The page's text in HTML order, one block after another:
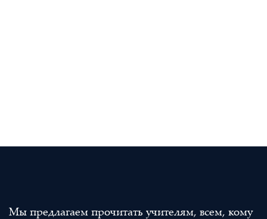
Мы предлагаем прочитать учителям, всем, кому